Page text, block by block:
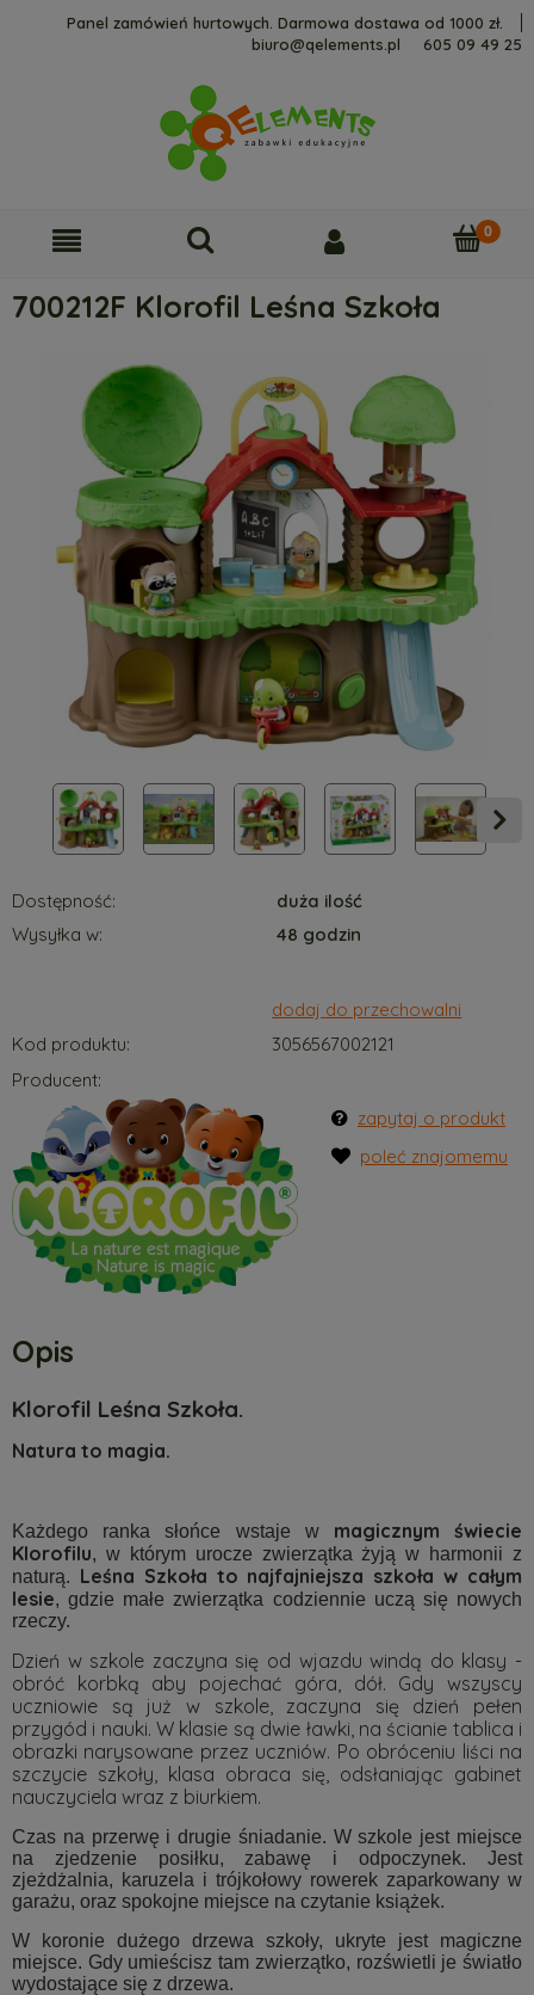
Panel zamówień hurtowych. Darmowa dostawa od 1000 zł.
biuro@qelements.pl
605 09 49 25
700212F Klorofil Leśna Szkoła
Dostępność:
duża ilość
Wysyłka w:
48 godzin
dodaj do przechowalni
Kod produktu:
3056567002121
Producent:
zapytaj o produkt
poleć znajomemu
Opis
Klorofil Leśna Szkoła.
Natura to magia.
Każdego ranka słońce wstaje w magicznym świecie
Klorofilu, w którym urocze zwierzątka żyją w harmonii z
naturą. Leśna Szkoła to najfajniejsza szkoła w całym
lesie, gdzie małe zwierzątka codziennie uczą się nowych
rzeczy.
Dzień w szkole zaczyna się od wjazdu windą do klasy -
obróć korbką aby pojechać góra, dół. Gdy wszyscy
uczniowie są już w szkole, zaczyna się dzień pełen
przygód i nauki. W klasie są dwie ławki, na ścianie tablica i
obrazki narysowane przez uczniów. Po obróceniu liści na
szczycie szkoły, klasa obraca się, odsłaniając gabinet
nauczyciela wraz z biurkiem.
Czas na przerwę i drugie śniadanie. W szkole jest miejsce
na zjedzenie posiłku, zabawę i odpoczynek. Jest
zjeżdżalnia, karuzela i trójkołowy rowerek zaparkowany w
garażu, oraz spokojne miejsce na czytanie książek.
W koronie dużego drzewa szkoły, ukryte jest magiczne
miejsce. Gdy umieścisz tam zwierzątko, rozświetli je światło
wydostające się z drzewa.